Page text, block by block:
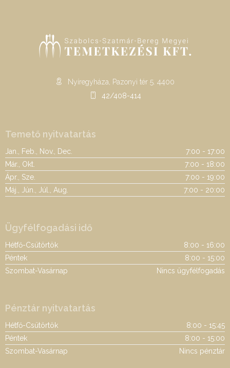
Nyíregyháza, Pazonyi tér 5. 4400
42/408-414
Temető nyitvatartás
Jan., Feb., Nov., Dec.
7:00 - 17:00
Már., Okt.
7:00 - 18:00
Ápr., Sze.
7:00 - 19:00
Máj., Jún., Júl., Aug.
7:00 - 20:00
Ügyfélfogadási idő
Hétfő-Csütörtök
8:00 - 16:00
Péntek
8:00 - 15:00
Szombat-Vasárnap
Nincs ügyfélfogadás
Pénztár nyitvatartás
Hétfő-Csütörtök
8:00 - 15:45
Péntek
8:00 - 15:00
Szombat-Vasárnap
Nincs pénztár